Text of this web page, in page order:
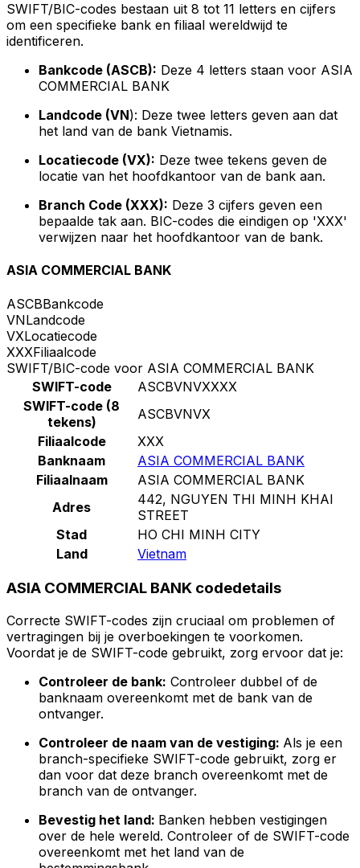
SWIFT/BIC-codes bestaan uit 8 tot 11 letters en cijfers
om een specifieke bank en filiaal wereldwijd te
identificeren.
Bankcode (ASCB): Deze 4 letters staan voor ASIA
COMMERCIAL BANK
Landcode (VN): Deze twee letters geven aan dat
het land van de bank Vietnamis.
Locatiecode (VX): Deze twee tekens geven de
locatie van het hoofdkantoor van de bank aan.
Branch Code (XXX): Deze 3 cijfers geven een
bepaalde tak aan. BIC-codes die eindigen op 'XXX'
verwijzen naar het hoofdkantoor van de bank.
ASIA COMMERCIAL BANK
ASCBBankcode
VNLandcode
VXLocatiecode
XXXFiliaalcode
SWIFT/BIC-code voor ASIA COMMERCIAL BANK
SWIFT-code
ASCBVNVXXXX
SWIFT-code (8
tekens)
ASCBVNVX
Filiaalcode
XXX
Banknaam
ASIA COMMERCIAL BANK
Filiaalnaam
ASIA COMMERCIAL BANK
Adres
442, NGUYEN THI MINH KHAI
STREET
Stad
HO CHI MINH CITY
Land
Vietnam
ASIA COMMERCIAL BANK codedetails
Correcte SWIFT-codes zijn cruciaal om problemen of
vertragingen bij je overboekingen te voorkomen.
Voordat je de SWIFT-code gebruikt, zorg ervoor dat je:
Controleer de bank: Controleer dubbel of de
banknaam overeenkomt met de bank van de
ontvanger.
Controleer de naam van de vestiging: Als je een
branch-specifieke SWIFT-code gebruikt, zorg er
dan voor dat deze branch overeenkomt met de
branch van de ontvanger.
Bevestig het land: Banken hebben vestigingen
over de hele wereld. Controleer of de SWIFT-code
overeenkomt met het land van de